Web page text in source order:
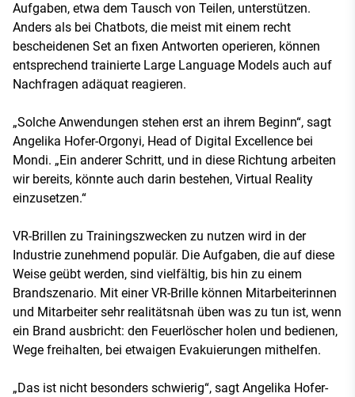
Aufgaben, etwa dem Tausch von Teilen, unterstützen.
Anders als bei Chatbots, die meist mit einem recht
bescheidenen Set an fixen Antworten operieren, können
entsprechend trainierte Large Language Models auch auf
Nachfragen adäquat reagieren.
„Solche Anwendungen stehen erst an ihrem Beginn“, sagt
Angelika Hofer-Orgonyi, Head of Digital Excellence bei
Mondi. „Ein anderer Schritt, und in diese Richtung arbeiten
wir bereits, könnte auch darin bestehen, Virtual Reality
einzusetzen.“
VR-Brillen zu Trainingszwecken zu nutzen wird in der
Industrie zunehmend populär. Die Aufgaben, die auf diese
Weise geübt werden, sind vielfältig, bis hin zu einem
Brandszenario. Mit einer VR-Brille können Mitarbeiterinnen
und Mitarbeiter sehr realitätsnah üben was zu tun ist, wenn
ein Brand ausbricht: den Feuerlöscher holen und bedienen,
Wege freihalten, bei etwaigen Evakuierungen mithelfen.
„Das ist nicht besonders schwierig“, sagt Angelika Hofer-